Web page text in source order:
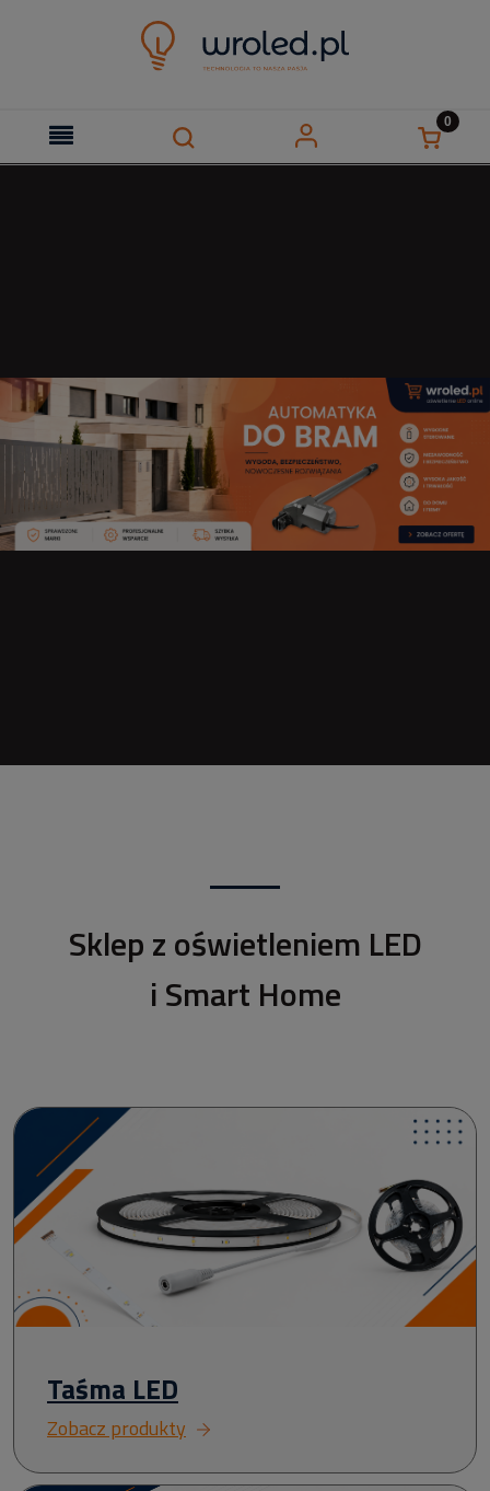
Sklep z oświetleniem LED
i Smart Home
Taśma LED
Zobacz produkty